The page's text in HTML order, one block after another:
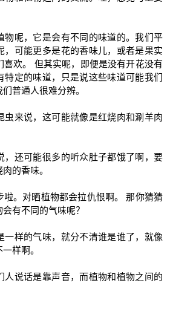
物呢，它是会有不同的味道的。我们平
，可能更多是花的香味儿，或者是果实
喜欢。 但其实呢，即便是没有开花没有
特定的味道，只是说这些味道可能我们
普通人很难分辨。
虫来说，这可能就像是红烧肉和涮羊肉
，还可能很多的听众肚子都饿了啊，要
的香味。
啦。对晒植物都会拉仇恨啊。 那你猜猜
有不同的气味呢？
一样的气味，就分不清谁是谁了，就像
样啊。
人说话是靠声音，而植物和植物之间的